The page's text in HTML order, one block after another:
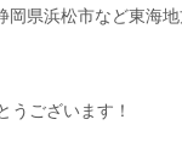
岡県浜松市など東海
うございます！